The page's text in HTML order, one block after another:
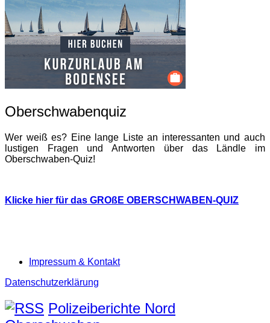
Oberschwabenquiz
Wer weiß es? Eine lange Liste an interessanten und auch
lustigen Fragen und Antworten über das Ländle im
Oberschwaben-Quiz!
Klicke hier für das GROßE OBERSCHWABEN-QUIZ
Impressum & Kontakt
Datenschutzerklärung
Polizeiberichte Nord